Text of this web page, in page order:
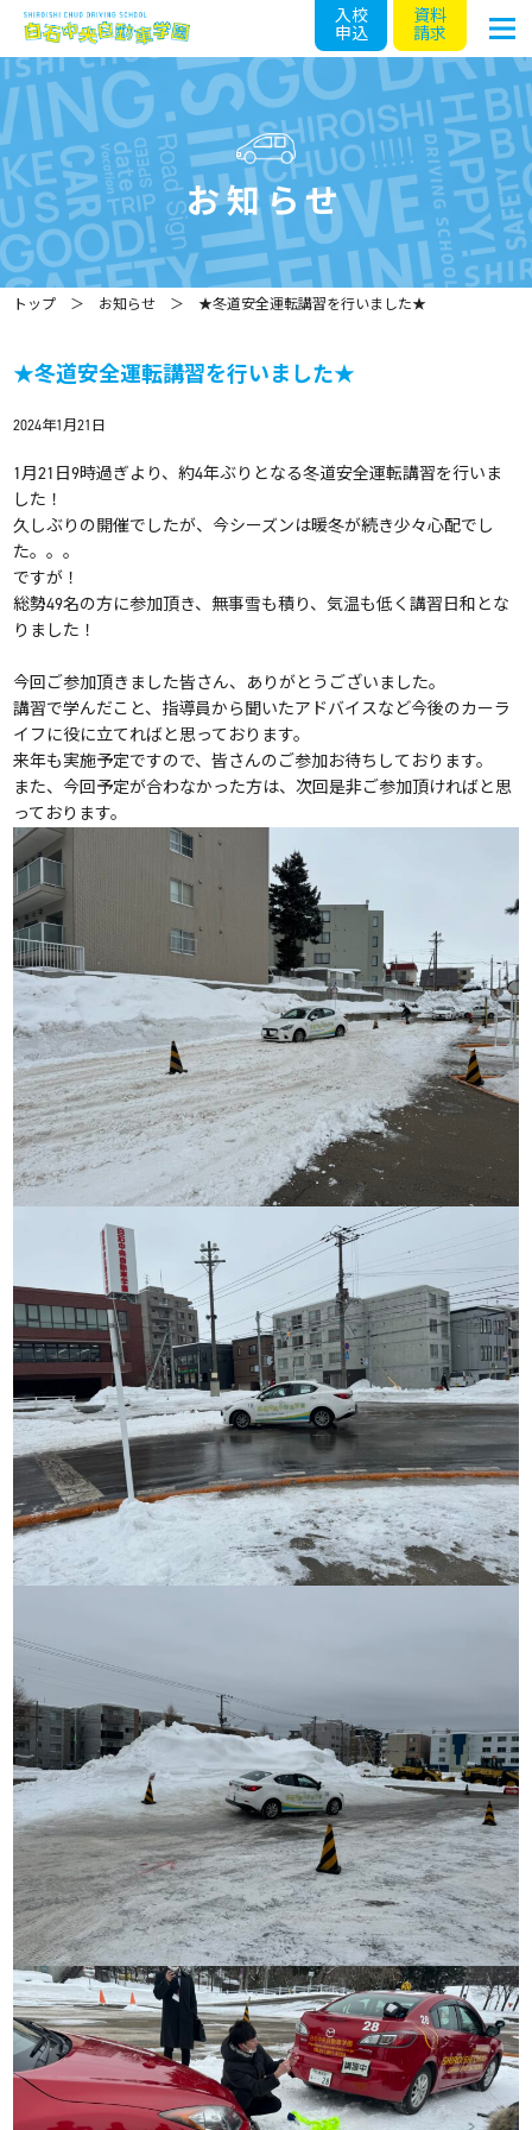
入校
申込
資料
請求
お知らせ
トップ お知らせ ★冬道安全運転講習を行いました★
★冬道安全運転講習を行いました★
2024年1月21日
1月21日9時過ぎより、約4年ぶりとなる冬道安全運転講習を行いま
した！
久しぶりの開催でしたが、今シーズンは暖冬が続き少々心配でし
た。。。
ですが！
総勢49名の方に参加頂き、無事雪も積り、気温も低く講習日和とな
りました！
今回ご参加頂きました皆さん、ありがとうございました。
講習で学んだこと、指導員から聞いたアドバイスなど今後のカーラ
イフに役に立てればと思っております。
来年も実施予定ですので、皆さんのご参加お待ちしております。
また、今回予定が合わなかった方は、次回是非ご参加頂ければと思
っております。